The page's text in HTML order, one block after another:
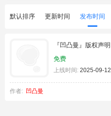
默认排序 更新时间 发布时间
『凹凸曼』版权声明
免费
上线时间: 2025-09-12
作者: 凹凸曼